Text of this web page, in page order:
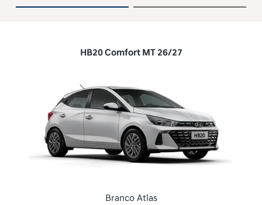
HB20 Comfort MT 26/27
Branco Atlas